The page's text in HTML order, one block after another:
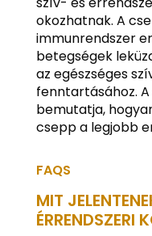
okozhatnak. A
immunrendszer
betegségek
az egészséges
fenntartásához.
bemutatja,
csepp a legjobb
FAQS
MIT
ÉRRENDSZERI